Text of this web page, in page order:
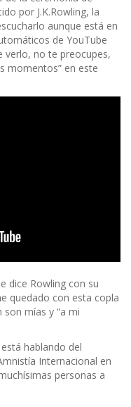
por J.K.Rowling, la
aunque está en
de YouTube
verlo, no te preocupes,
momentos” en este
dice Rowling con su
quedado con esta copla
mías y “a mi
hablando del
Internacional en
personas a